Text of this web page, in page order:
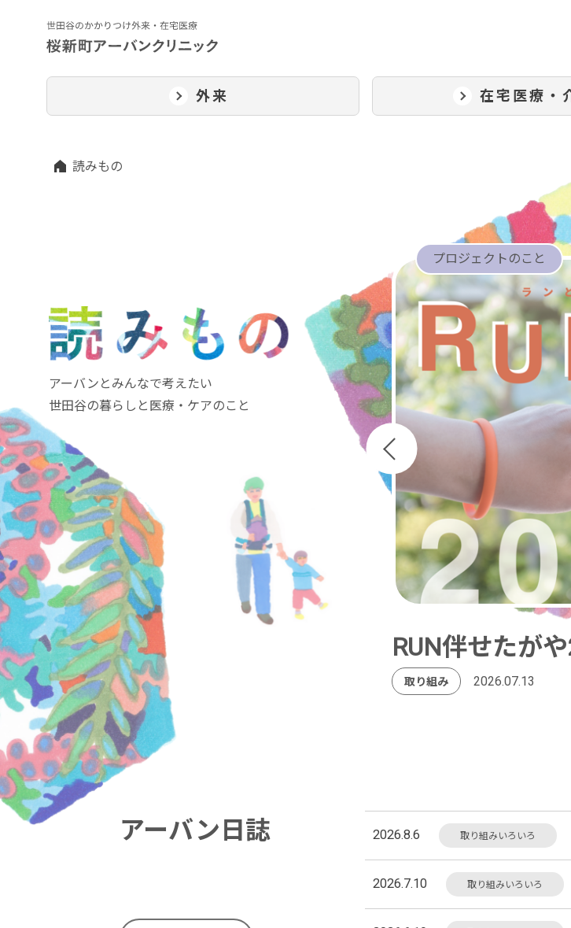
外来 在宅医療・
読みもの
アーバンとみんなで考えたい
世田谷の暮らしと医療・ケアのこと
プロジェクトのこと
RUN伴せたが
取り組み 2026.07.13
アーバン日誌 2026.8.6 取り組みいろいろ
2026.7.10 取り組みいろいろ